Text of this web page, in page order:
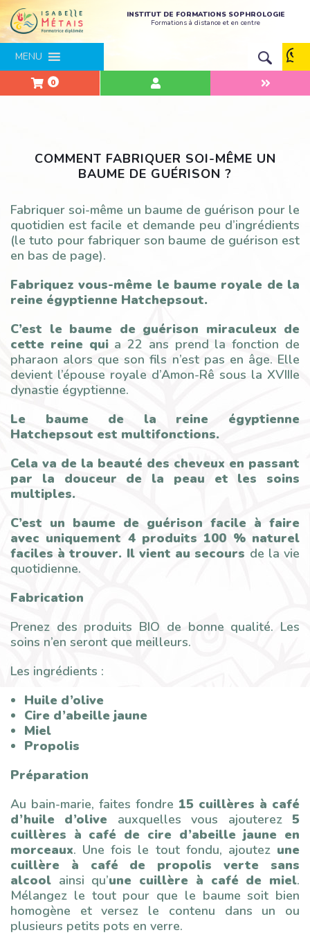
INSTITUT DE FORMATIONS SOPHROLOGIE
Formations à distance et en centre
MENU
0
COMMENT FABRIQUER SOI-MÊME UN
BAUME DE GUÉRISON ?
Fabriquer soi-même un baume de guérison pour le
quotidien est facile et demande peu d’ingrédients
(le tuto pour fabriquer son baume de guérison est
en bas de page).
Fabriquez vous-même le baume royale de la
reine égyptienne Hatchepsout.
C’est le baume de guérison miraculeux de
cette reine qui a 22 ans prend la fonction de
pharaon alors que son fils n’est pas en âge. Elle
devient l’épouse royale d’Amon-Rê sous la XVIIIe
dynastie égyptienne.
Le baume de la reine égyptienne
Hatchepsout est multifonctions.
Cela va de la beauté des cheveux en passant
par la douceur de la peau et les soins
multiples.
C’est un baume de guérison facile à faire
avec uniquement 4 produits 100 % naturel
faciles à trouver. Il vient au secours de la vie
quotidienne.
Fabrication
Prenez des produits BIO de bonne qualité. Les
soins n’en seront que meilleurs.
Les ingrédients :
Huile d’olive
Cire d’abeille jaune
Miel
Propolis
Préparation
Au bain-marie, faites fondre 15 cuillères à café
d’huile d’olive auxquelles vous ajouterez 5
cuillères à café de cire d’abeille jaune en
morceaux. Une fois le tout fondu, ajoutez une
cuillère à café de propolis verte sans
alcool ainsi qu’une cuillère à café de miel.
Mélangez le tout pour que le baume soit bien
homogène et versez le contenu dans un ou
plusieurs petits pots en verre.